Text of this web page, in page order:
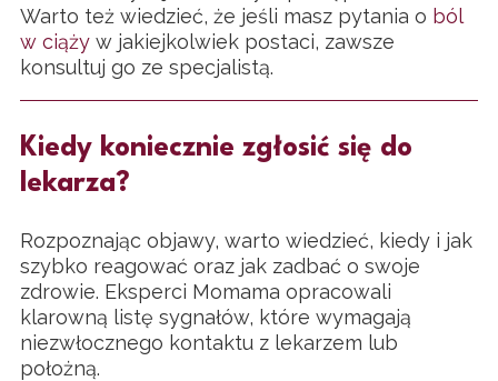
Warto też wiedzieć, że jeśli masz pytania o ból
w ciąży w jakiejkolwiek postaci, zawsze
konsultuj go ze specjalistą.
Kiedy koniecznie zgłosić się do
lekarza?
Rozpoznając objawy, warto wiedzieć, kiedy i jak
szybko reagować oraz jak zadbać o swoje
zdrowie. Eksperci Momama opracowali
klarowną listę sygnałów, które wymagają
niezwłocznego kontaktu z lekarzem lub
położną.